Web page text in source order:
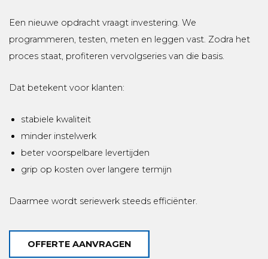
Een nieuwe opdracht vraagt investering. We
programmeren, testen, meten en leggen vast. Zodra het
proces staat, profiteren vervolgseries van die basis.
Dat betekent voor klanten:
stabiele kwaliteit
minder instelwerk
beter voorspelbare levertijden
grip op kosten over langere termijn
Daarmee wordt seriewerk steeds efficiënter.
OFFERTE AANVRAGEN